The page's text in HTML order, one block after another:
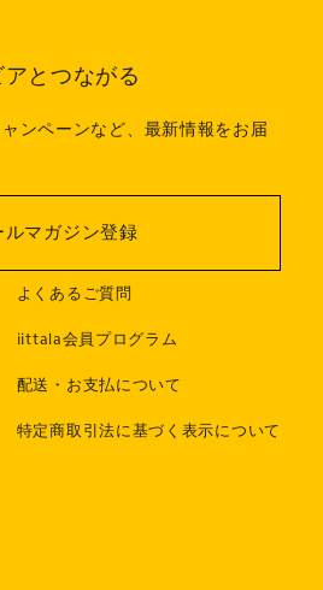
とつながる
ンペーンなど、最新情報をお届
ルマガジン登録
よくあるご質問
iittala会員プログラム
配送・お支払について
特定商取引法に基づく表示について